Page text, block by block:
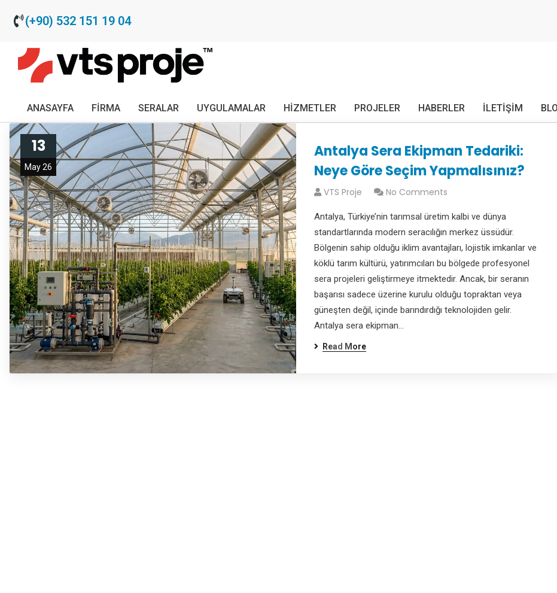
(+90) 532 151 19 04
ANASAYFA FIRMA SERALAR UYGULAMALAR HIZMETLER PROJELER HABERLER İLETIŞIM
13
May 26
Antalya Sera Ekipman Tedariki:
Neye Göre Seçim Yapmalısınız?
VTS Proje No Comments
Antalya, Türkiye’nin tarımsal üretim kalbi ve dünya
standartlarında modern seracılığın merkez üssüdür.
Bölgenin sahip olduğu iklim avantajları, lojistik imkanlar ve
köklü tarım kültürü, yatırımcıları bu bölgede profesyonel
sera projeleri geliştirmeye itmektedir. Ancak, bir seranın
başarısı sadece üzerine kurulu olduğu topraktan veya
güneşten değil, içinde barındırdığı teknolojiden gelir.
Antalya sera ekipman…
Read More